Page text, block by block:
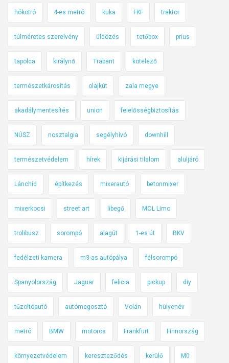
y
e
m
z
e
t
i
p
k
a
a
g
y
r
ö
r
v
hókotró 4-es metró kuka FKF traktor
túlméretes szerelvény üldözés tetőbox prius
tapolca királynő Trabant kötelező
természetkárosítás olajkút zala megye
akadálymentesítés union felelősségbiztosítás
NÚSZ nosztalgia segélyhívó downhill
természetvédelem hírek kijárási tilalom aluljáró
Lánchíd építkezés mixerautó betonmixer
mixerkocsi street art libegő MOL Limo
trolibusz sorompó alagút 1-es út BKV
fedélzeti kamera m3-as autópálya félsorompó
Spanyolország Jaguar felicia pickup diy
tűzoltóautó autómegosztó Volán hülyenév
metró BMW motoros Frankfurt Finnország
környezetvédelem kereszteződés kerülő M0